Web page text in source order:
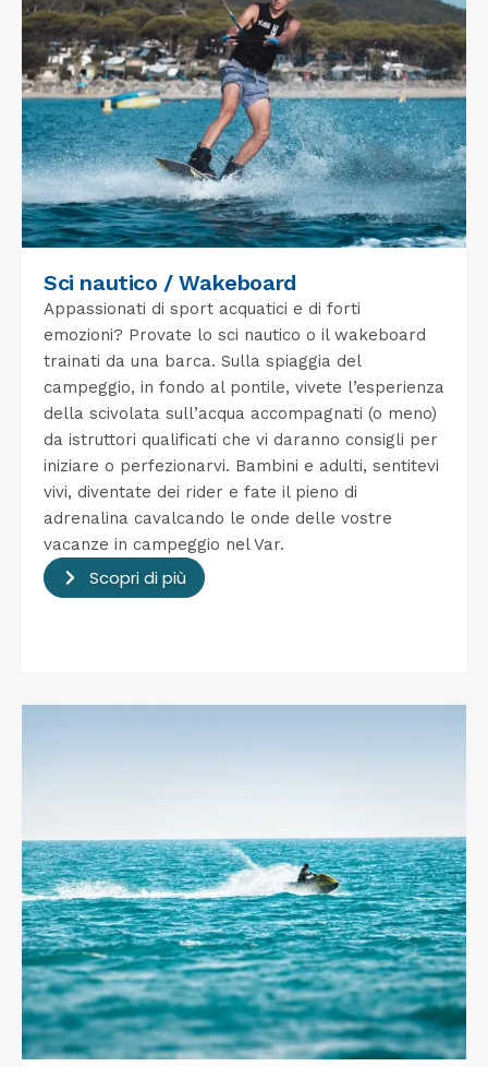
Sci nautico / Wakeboard
Appassionati di sport acquatici e di forti
emozioni? Provate lo sci nautico o il wakeboard
trainati da una barca. Sulla spiaggia del
campeggio, in fondo al pontile, vivete l’esperienza
della scivolata sull’acqua accompagnati (o meno)
da istruttori qualificati che vi daranno consigli per
iniziare o perfezionarvi. Bambini e adulti, sentitevi
vivi, diventate dei rider e fate il pieno di
adrenalina cavalcando le onde delle vostre
vacanze in campeggio nel Var.
Scopri di più